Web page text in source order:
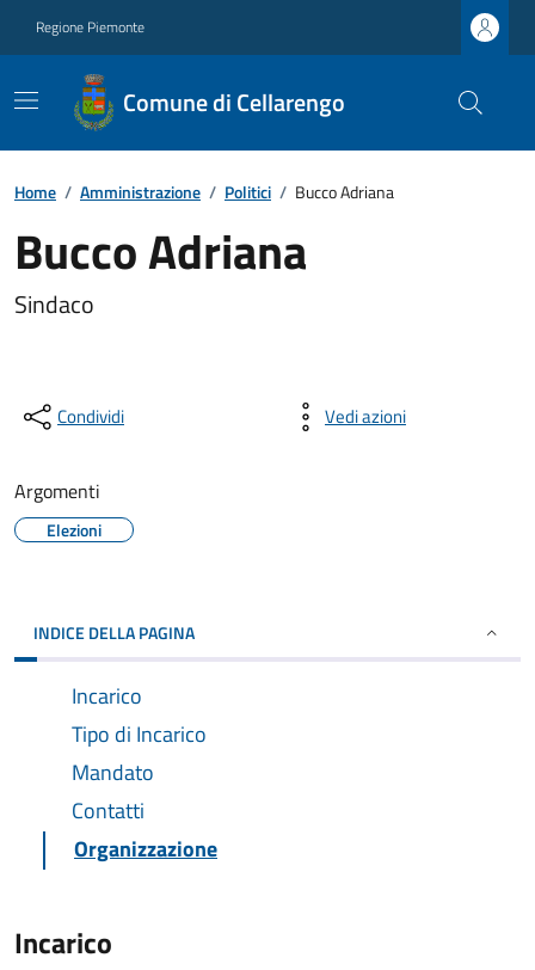
Regione Piemonte
Comune di Cellarengo
Home / Amministrazione / Politici / Bucco Adriana
Bucco Adriana
Sindaco
Condividi Vedi azioni
Argomenti
Elezioni
INDICE DELLA PAGINA
Incarico
Tipo di Incarico
Mandato
Contatti
Organizzazione
Incarico